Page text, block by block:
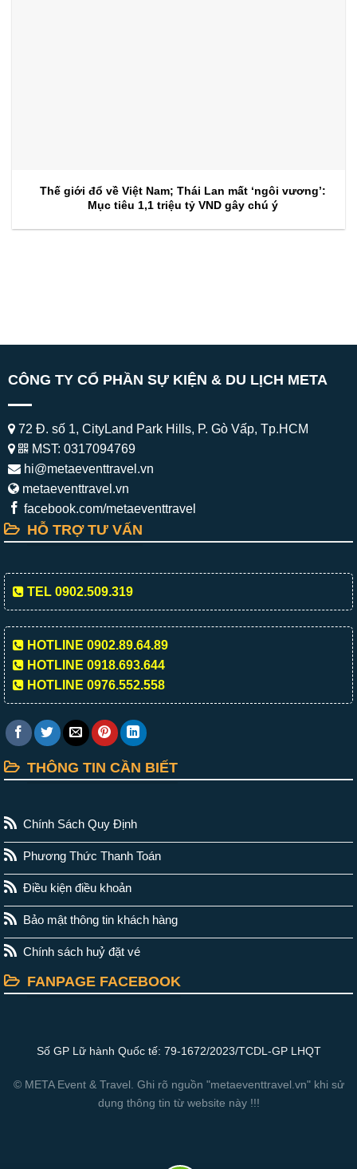
Thế giới đổ về Việt Nam; Thái Lan mất ‘ngôi vương’:
Mục tiêu 1,1 triệu tỷ VND gây chú ý
CÔNG TY CỔ PHẦN SỰ KIỆN & DU LỊCH META
72 Đ. số 1, CityLand Park Hills, P. Gò Vấp, Tp.HCM
MST: 0317094769
hi@metaeventtravel.vn
metaeventtravel.vn
facebook.com/metaeventtravel
HỖ TRỢ TƯ VẤN
TEL 0902.509.319
HOTLINE 0902.89.64.89
HOTLINE 0918.693.644
HOTLINE 0976.552.558
THÔNG TIN CẦN BIẾT
Chính Sách Quy Định
Phương Thức Thanh Toán
Điều kiện điều khoản
Bảo mật thông tin khách hàng
Chính sách huỷ đặt vé
FANPAGE FACEBOOK
Số GP Lữ hành Quốc tế: 79-1672/2023/TCDL-GP LHQT
© META Event & Travel. Ghi rõ nguồn "metaeventtravel.vn" khi sử
dụng thông tin từ website này !!!